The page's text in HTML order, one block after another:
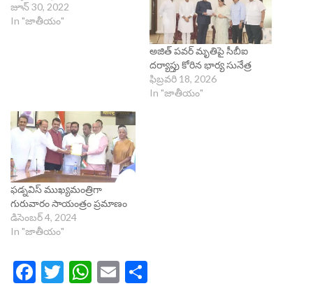
జూన్ 30, 2022
In "జాతీయం"
అజిత్ పవర్ మృతిపై సీబీఐ
దర్యాప్తు కోరిన భార్య సునేత్ర
ఫిబ్రవరి 18, 2026
In "జాతీయం"
ఫడ్నవిస్ ముఖ్యమంత్రిగా
గురువారం సాయంత్రం ప్రమాణం
డిసెంబర్ 4, 2024
In "జాతీయం"
Facebook
Twitter
WhatsApp
Email